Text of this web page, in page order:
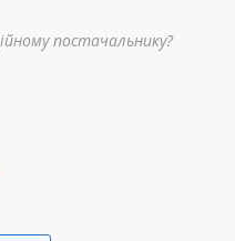
постачальнику?